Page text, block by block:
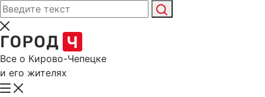
Все о Кирово-Чепецке
и его жителях